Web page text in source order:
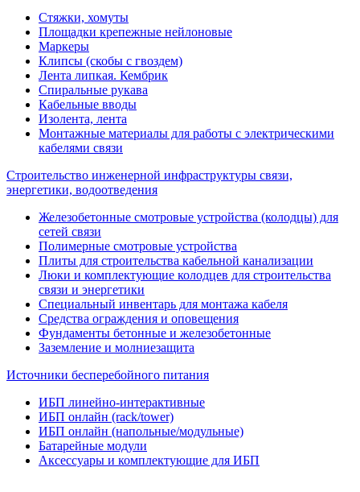
Стяжки, хомуты
Площадки крепежные нейлоновые
Маркеры
Клипсы (скобы с гвоздем)
Лента липкая. Кембрик
Спиральные рукава
Кабельные вводы
Изолента, лента
Монтажные материалы для работы с электрическими
кабелями связи
Строительство инженерной инфраструктуры связи,
энергетики, водоотведения
Железобетонные смотровые устройства (колодцы) для
сетей связи
Полимерные смотровые устройства
Плиты для строительства кабельной канализации
Люки и комплектующие колодцев для строительства
связи и энергетики
Специальный инвентарь для монтажа кабеля
Средства ограждения и оповещения
Фундаменты бетонные и железобетонные
Заземление и молниезащита
Источники бесперебойного питания
ИБП линейно-интерактивные
ИБП онлайн (rack/tower)
ИБП онлайн (напольные/модульные)
Батарейные модули
Аксессуары и комплектующие для ИБП